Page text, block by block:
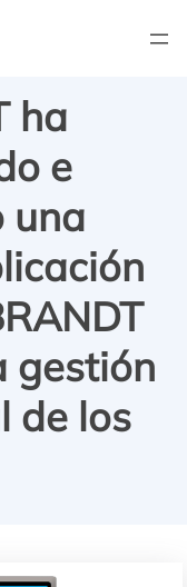
ha
e
una
gestión
de los